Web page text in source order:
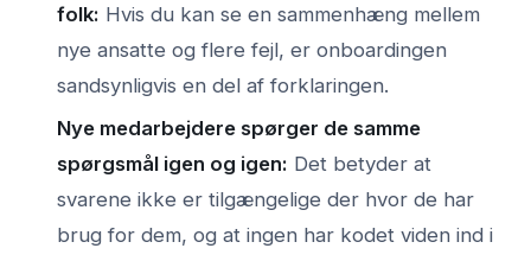
folk: Hvis du kan se en sammenhæng mellem
nye ansatte og flere fejl, er onboardingen
sandsynligvis en del af forklaringen.
Nye medarbejdere spørger de samme
spørgsmål igen og igen: Det betyder at
svarene ikke er tilgængelige der hvor de har
brug for dem, og at ingen har kodet viden ind i